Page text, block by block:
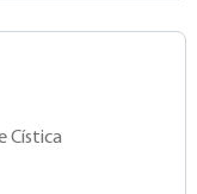
Cística